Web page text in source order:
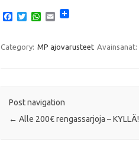
F
e
b
T
t
t
W
t
E
i
l
Category: MP ajovarusteet Avainsanat:
Post navigation
← Alle 200€ rengassarjoja – KYLLÄ!